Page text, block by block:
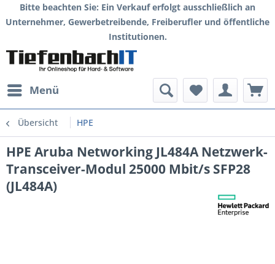
Bitte beachten Sie: Ein Verkauf erfolgt ausschließlich an
Unternehmer, Gewerbetreibende, Freiberufler und öffentliche
Institutionen.
Menü
Übersicht HPE
HPE Aruba Networking JL484A Netzwerk-
Transceiver-Modul 25000 Mbit/s SFP28
(JL484A)